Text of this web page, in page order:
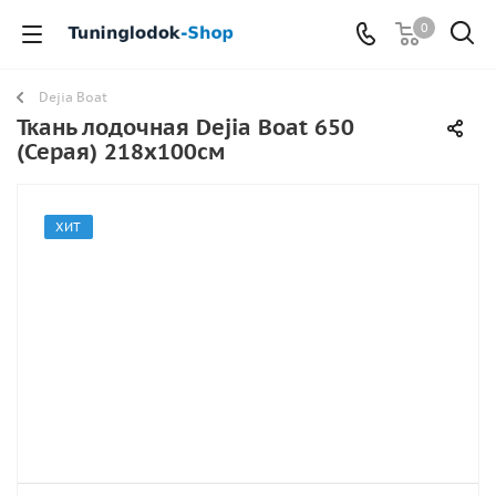
0
Dejia Boat
Ткань лодочная Dejia Boat 650
(Серая) 218х100см
ХИТ